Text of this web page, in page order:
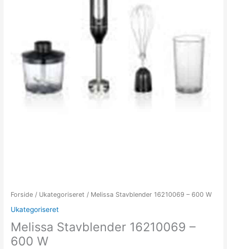
Forside / Ukategoriseret / Melissa Stavblender 16210069 – 600 W
Ukategoriseret
Melissa Stavblender 16210069 –
600 W